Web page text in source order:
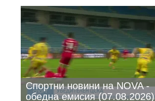
Спортни новини на NOVA -
обедна емисия (07.08.2026)